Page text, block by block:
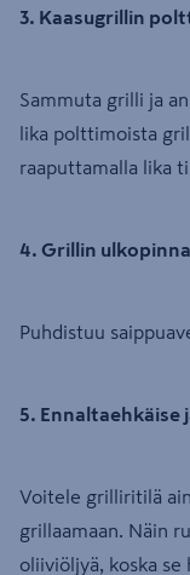
3. Kaasugrillin
Sammuta grilli ja
lika polttimoista
raaputtamalla lika
4. Grillin
Puhdistuu
5. Ennaltaehkäise
Voitele grilliritilä
grillaamaan. Näin
oliiviöljyä, koska se